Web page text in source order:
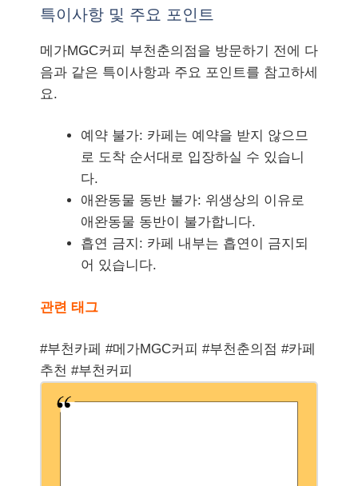
특이사항 및 주요 포인트
메가MGC커피 부천춘의점을 방문하기 전에 다
음과 같은 특이사항과 주요 포인트를 참고하세
요.
예약 불가: 카페는 예약을 받지 않으므
로 도착 순서대로 입장하실 수 있습니
다.
애완동물 동반 불가: 위생상의 이유로
애완동물 동반이 불가합니다.
흡연 금지: 카페 내부는 흡연이 금지되
어 있습니다.
관련 태그
#부천카페 #메가MGC커피 #부천춘의점 #카페
추천 #부천커피